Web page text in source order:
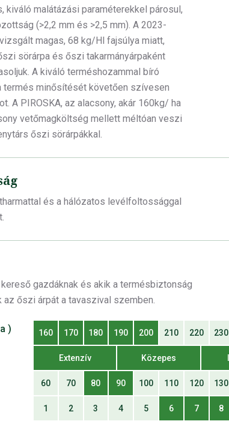
kiváló malátázási paraméterekkel párosul,
(>2,2 mm és >2,5 mm). A 2023-
magas, 68 kg/Hl fajsúlya miatt,
sörárpa és őszi takarmányárpaként
A kiváló terméshozammal bíró
termés minősítését követően szívesen
A PIROSKA, az alacsony, akár 160kg/ ha
vetőmagköltség mellett méltóan veszi
őszi sörárpákkal.
és a hálózatos levélfoltossággal
gazdáknak és akik a termésbiztonság
őszi árpát a tavaszival szemben.
) 160 170 180 190 200 210 220 230
Extenzív Közepes
60 70 80 90 100 110 120 130
1 2 3 4 5 6 7 8